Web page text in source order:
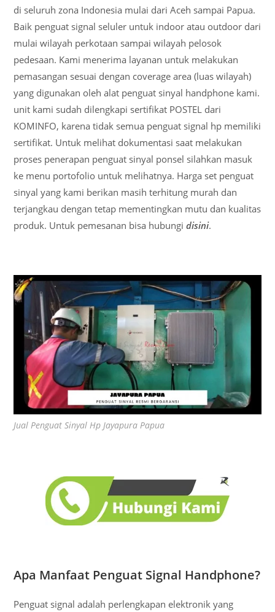
di seluruh zona Indonesia mulai dari Aceh sampai Papua.
Baik penguat signal seluler untuk indoor atau outdoor dari
mulai wilayah perkotaan sampai wilayah pelosok
pedesaan. Kami menerima layanan untuk melakukan
pemasangan sesuai dengan coverage area (luas wilayah)
yang digunakan oleh alat penguat sinyal handphone kami.
unit kami sudah dilengkapi sertifikat POSTEL dari
KOMINFO, karena tidak semua penguat signal hp memiliki
sertifikat. Untuk melihat dokumentasi saat melakukan
proses penerapan penguat sinyal ponsel silahkan masuk
ke menu portofolio untuk melihatnya. Harga set penguat
sinyal yang kami berikan masih terhitung murah dan
terjangkau dengan tetap mementingkan mutu dan kualitas
produk. Untuk pemesanan bisa hubungidisini.
Jual Penguat Sinyal Hp Jayapura Papua
Apa Manfaat Penguat Signal Handphone?
Penguat signal adalah perlengkapan elektronik yang